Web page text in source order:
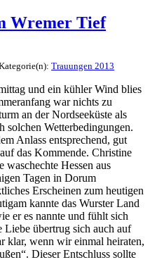
Wremer Tief
Trauungen 2013
und ein kühler Wind blies
war nichts zu
an der Nordseeküste als
solchen Wetterbedingungen.
Anlass entsprechend, gut
das Kommende. Christine
Hessen aus
Tagen in Dorum
Erscheinen zum heutigen
kannte das Wurster Land
er es nannte und fühlt sich
Liebe übertrug sich auch auf
klar, wenn wir einmal heiraten,
Dieser Entschluss sollte